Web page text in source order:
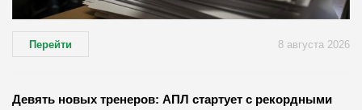
Перейти 8 августа 2026
Девять новых тренеров: АПЛ стартует с рекордными